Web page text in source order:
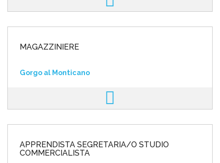
MAGAZZINIERE
Gorgo al Monticano
APPRENDISTA SEGRETARIA/O STUDIO
COMMERCIALISTA